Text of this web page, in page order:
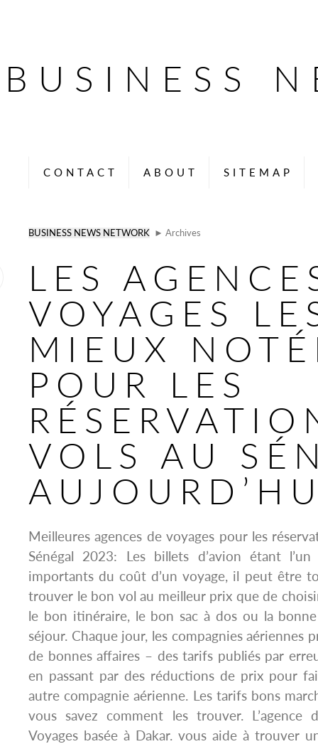
BUSINESS
CONTACT ABOUT SITEMAP
BUSINESS NEWS NETWORK ► Archives
LES
VOYAGES
MIEUX
POUR LES
VOLS AU
Meilleures agences de voyages pour les
Sénégal 2023: Les billets d’avion étant
importants du coût d’un voyage, il peut être
trouver le bon vol au meilleur prix que de
le bon itinéraire, le bon sac à dos ou la
séjour. Chaque jour, les compagnies aériennes
de bonnes affaires – des tarifs publiés par
en passant par des réductions de prix pour
autre compagnie aérienne. Les tarifs bons
vous savez comment les trouver. L’agence
Voyages basée à Dakar. vous aide à trouver